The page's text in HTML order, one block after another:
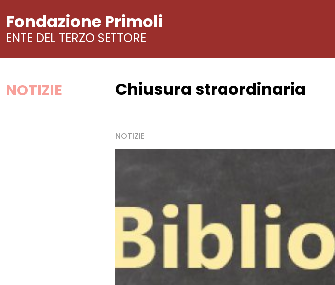
Vai
Fondazione Primoli
ENTE DEL TERZO SETTORE
NOTIZIE Chiusura straordinaria
NOTIZIE